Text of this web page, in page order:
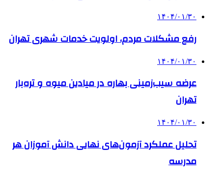
۱۴۰۴/۰۱/۳۰
رفع مشکلات مردم، اولویت خدمات شهری تهران
۱۴۰۴/۰۱/۳۰
عرضه سیب‌زمینی بهاره در میادین میوه و تره‌بار
تهران
۱۴۰۴/۰۱/۳۰
تحلیل عملکرد آزمون‌های نهایی دانش آموزان هر
مدرسه